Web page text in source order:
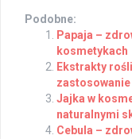
Podobne:
Papaja –
kosmetykach
Ekstrakty
Jajka w
naturalnymi
Cebula –